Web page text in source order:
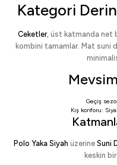
Kategori
Ceketler, üst katmanda net
kombini tamamlar. Mat suni
Geçiş
Kış konforu:
Polo Yaka Siyah üzerine Suni
keskin